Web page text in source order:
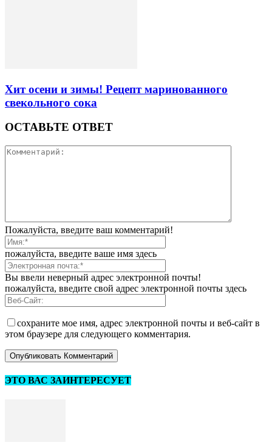
Хит осени и зимы! Рецепт маринованного
свекольного сока
ОСТАВЬТЕ ОТВЕТ
Пожалуйста, введите ваш комментарий!
пожалуйста, введите ваше имя здесь
Вы ввели неверный адрес электронной почты!
пожалуйста, введите свой адрес электронной почты здесь
сохраните мое имя, адрес электронной почты и веб-сайт в
этом браузере для следующего комментария.
ЭТО ВАС ЗАИНТЕРЕСУЕТ